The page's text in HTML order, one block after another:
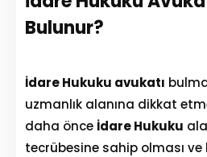
Bulunur?
İdare Hukuku avukatı
uzmanlık alanına dikkat
daha önce İdare Hukuku
tecrübesine sahip olması